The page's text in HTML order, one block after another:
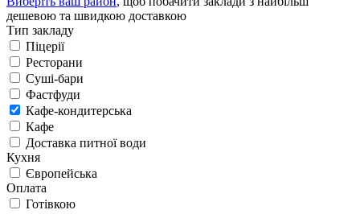
дешевою та швидкою доставкою
Тип закладу
Піцерії
Ресторани
Суші-бари
Фастфуди
Кафе-кондитерська
Кафе
Доставка питної води
Кухня
Європейська
Оплата
Готівкою